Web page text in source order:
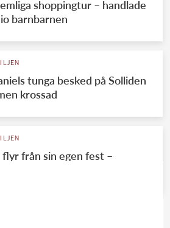
shoppingtur – handlade
barnbarnen
tunga besked på Solliden
krossad
från sin egen fest –